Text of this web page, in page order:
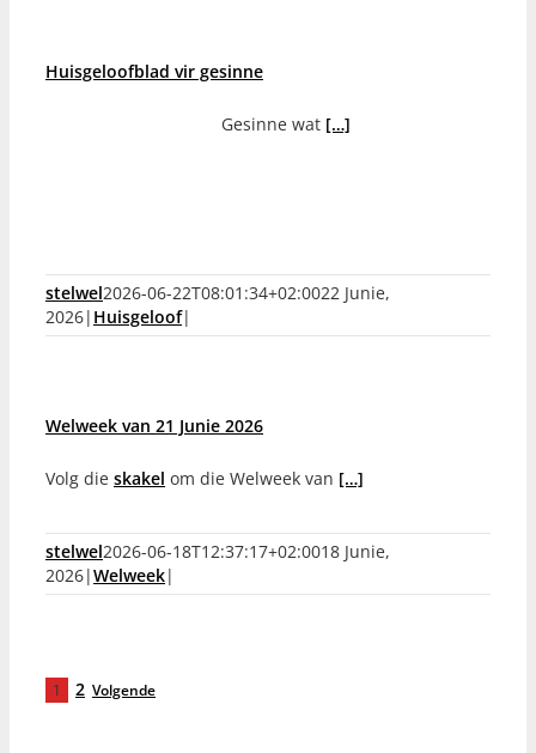
Huisgeloofblad vir gesinne
Gesinne wat […]
stelwel2026-06-22T08:01:34+02:0022 Junie,
2026| Huisgeloof|
Welweek van 21 Junie 2026
Volg die skakel om die Welweek van […]
stelwel2026-06-18T12:37:17+02:0018 Junie,
2026|Welweek|
1 2 Volgende